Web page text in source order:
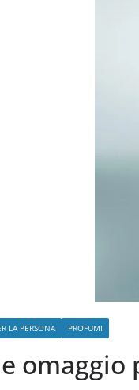
LA PERSONA PROFUMI
omaggio